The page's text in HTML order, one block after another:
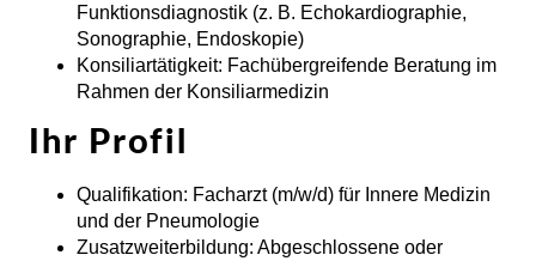
Funktionsdiagnostik (z. B. Echokardiographie,
Sonographie, Endoskopie)
Konsiliartätigkeit: Fachübergreifende Beratung im
Rahmen der Konsiliarmedizin
Ihr Profil
Qualifikation: Facharzt (m/w/d) für Innere Medizin
und der Pneumologie
Zusatzweiterbildung: Abgeschlossene oder